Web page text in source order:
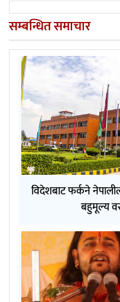
सम्बन्धित समाचार
विदेशबाट फर्कने
बहुमूल्य